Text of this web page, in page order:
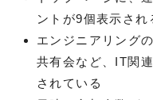
ントが9個表示され
エンジニアリング
共有会など、IT関
されている